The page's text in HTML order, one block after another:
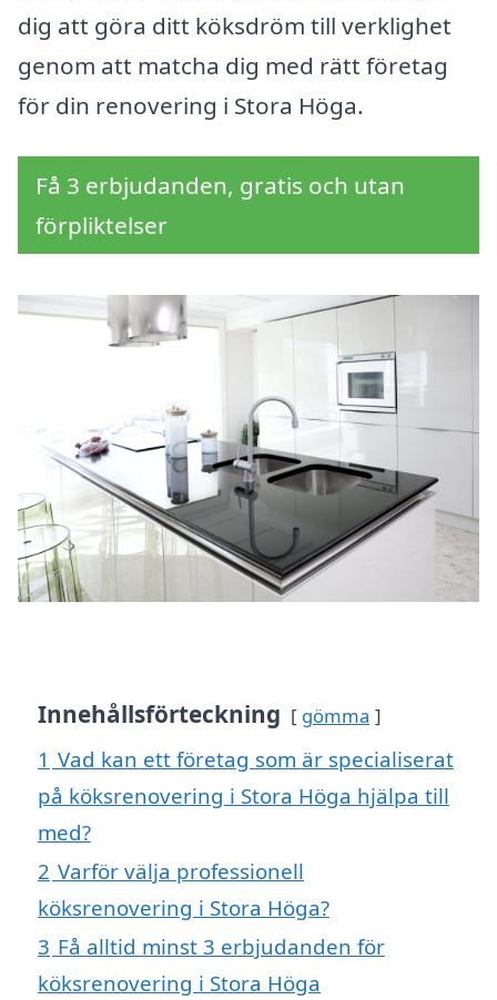
dig att göra ditt köksdröm till verklighet
genom att matcha dig med rätt företag
för din renovering i Stora Höga.
Få 3 erbjudanden, gratis och utan
förpliktelser
Innehållsförteckning gömma
1 Vad kan ett företag som är specialiserat
på köksrenovering i Stora Höga hjälpa till
med?
2 Varför välja professionell
köksrenovering i Stora Höga?
3 Få alltid minst 3 erbjudanden för
köksrenovering i Stora Höga